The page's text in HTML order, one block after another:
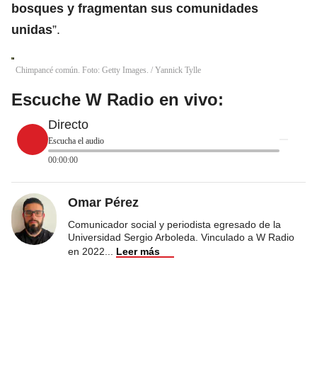
bosques y fragmentan sus comunidades
unidas”.
Chimpancé común. Foto: Getty Images. / Yannick Tylle
Escuche W Radio en vivo:
Directo
Escucha el audio
00:00:00
Omar Pérez
Comunicador social y periodista egresado de la
Universidad Sergio Arboleda. Vinculado a W Radio
en 2022
Leer más